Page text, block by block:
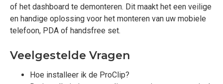
of het dashboard te demonteren. Dit maakt het een veilige
en handige oplossing voor het monteren van uw mobiele
telefoon, PDA of handsfree set.
Veelgestelde Vragen
Hoe installeer ik de ProClip?